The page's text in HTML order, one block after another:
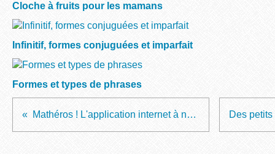
Cloche à fruits pour les mamans
Infinitif, formes conjuguées et imparfait
Formes et types de phrases
Mathéros ! L'application internet à ne pas manquer !